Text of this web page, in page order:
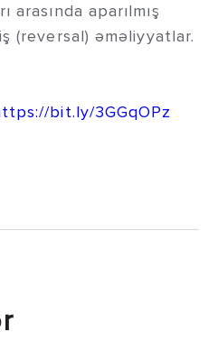
aparılmış
(reversal) əməliyyatlar.
bit.ly/3GGqOPz